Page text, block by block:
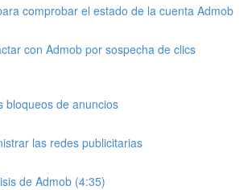
comprobar el estado de la cuenta Admob
con Admob por sospecha de clics
bloqueos de anuncios
las redes publicitarias
de Admob (4:35)